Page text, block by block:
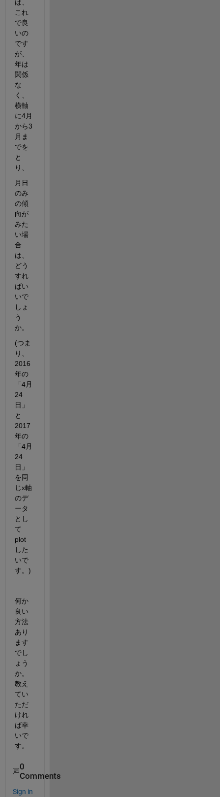
ば、
これ
で良
いの
です
が、
年は
関係
な
く、
横軸
に4月
から3
月ま
でを
と
り、
月日
のみ
の傾
向が
みた
い場
合
は、
どう
すれ
ばい
いで
しょ
う
か。
(つま
り、
2016
年の
「4月
24
日」
と
2017
年の
「4月
24
日」
を同
じx軸
のデ
ータ
とし
て
plot
した
いで
す。)
何か
良い
方法
あり
ます
でし
ょう
か。
教え
てい
ただ
けれ
ば幸
いで
す。
0
Comments
Sign in